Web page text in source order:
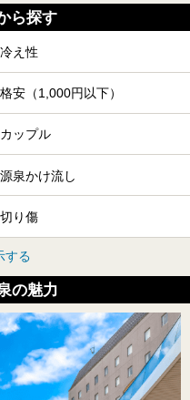
ら探す
冷え性
格安（1,000円以下）
カップル
源泉かけ流し
切り傷
する
の魅力